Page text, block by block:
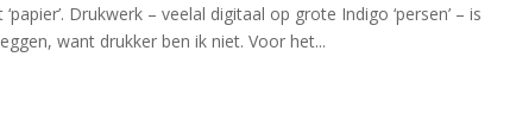
Drukwerk – veelal digitaal op grote Indigo ‘persen’ – is
want drukker ben ik niet. Voor het...